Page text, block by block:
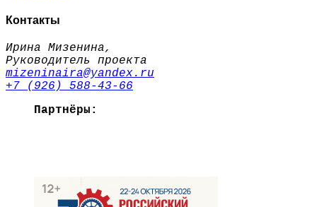
Контакты
Ирина Мизенина,
Руководитель проекта
mizeninaira@yandex.ru
+7 (926) 588-43-66
Партнёры: